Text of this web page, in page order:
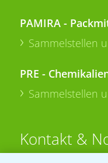
PAMIRA -
Sammelstellen
PRE -
Sammelstellen
Kontakt &